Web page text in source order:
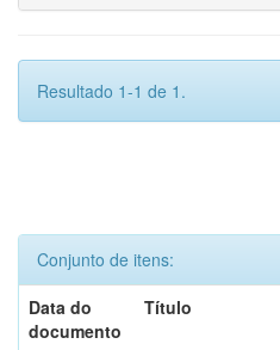
Resultado 1-1 de 1.
Conjunto de itens:
Data do
documento
Título